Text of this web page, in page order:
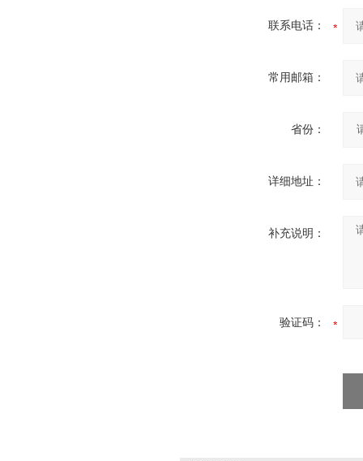
联系电话：
常用邮箱：
省份：
详细地址：
补充说明：
验证码：